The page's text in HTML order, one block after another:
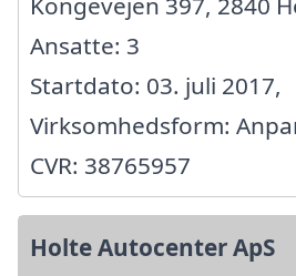
Ansatte: 3
Startdato: 03. juli 2017,
Virksomhedsform:
CVR: 38765957
Holte Autocenter ApS